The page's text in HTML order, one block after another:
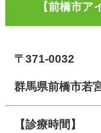
【前橋市ア
〒371-0032
群馬県前橋市若
【診療時間】